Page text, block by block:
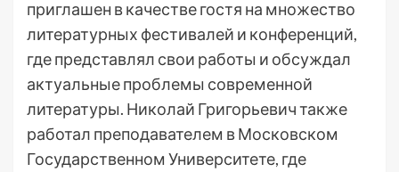
приглашен в качестве гостя на множество
литературных фестивалей и конференций,
где представлял свои работы и обсуждал
актуальные проблемы современной
литературы. Николай Григорьевич также
работал преподавателем в Московском
Государственном Университете, где